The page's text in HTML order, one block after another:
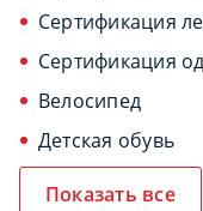
Сертификация
Сертификация
Велосипед
Детская обувь
Показать все